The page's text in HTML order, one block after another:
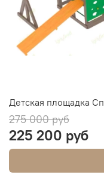
Детская площадка
275 000 руб
225 200 руб